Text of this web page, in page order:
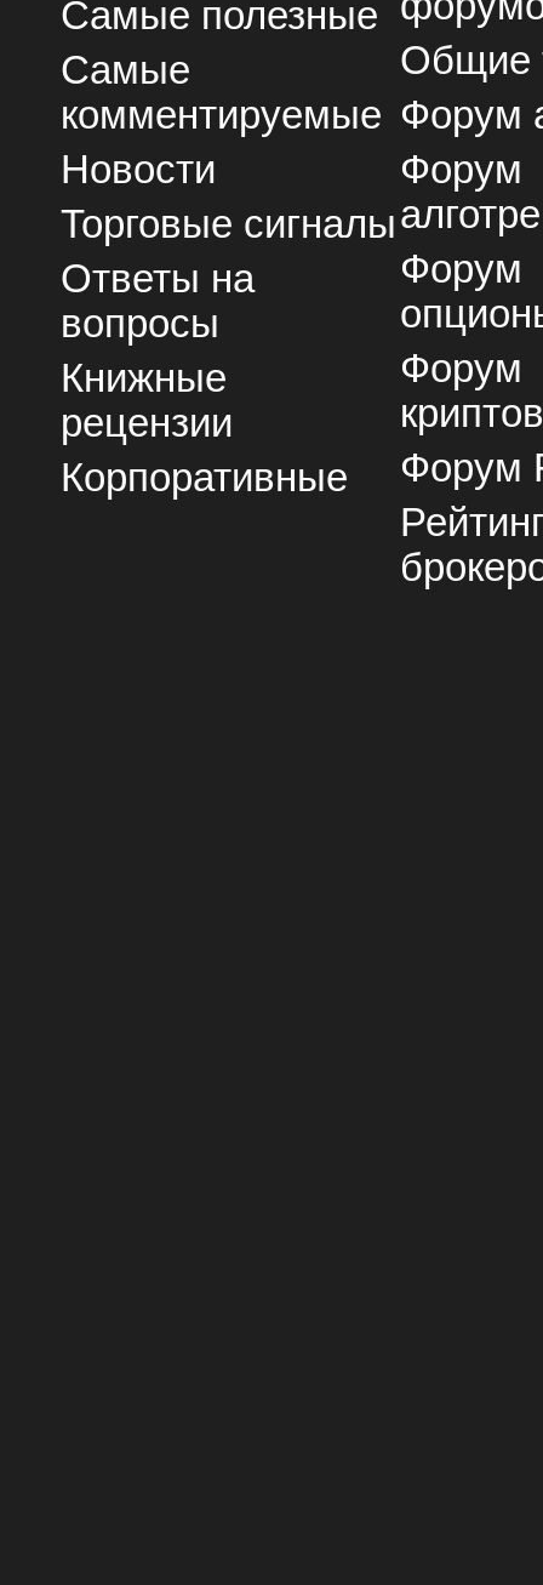
Самые полезные
Самые
комментируемые
Новости
Торговые сигналы
Ответы на
вопросы
Книжные
рецензии
Корпоративные
Общие
Форум
Форум
Форум
Форум
Форум